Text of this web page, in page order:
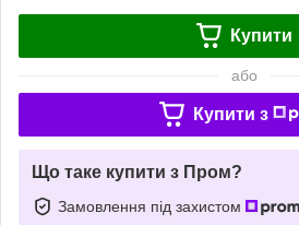
Купити
або
Купити з
Що таке купити з Пром?
Замовлення під захистом